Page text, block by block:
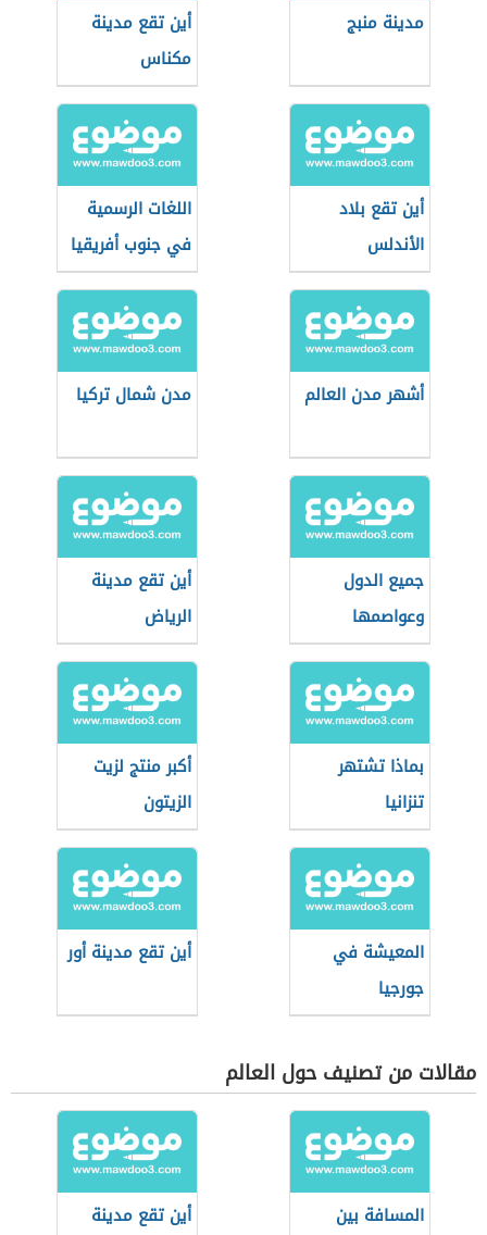
مدينة منبج
أين تقع مدينة
مكناس
أين تقع بلاد
الأندلس
اللغات الرسمية
في جنوب أفريقيا
أشهر مدن العالم مدن شمال تركيا
جميع الدول
وعواصمها
أين تقع مدينة
الرياض
بماذا تشتهر
تنزانيا
أكبر منتج لزيت
الزيتون
المعيشة في
جورجيا
أين تقع مدينة أور
مقالات من تصنيف حول العالم
المسافة بين
أين تقع مدينة